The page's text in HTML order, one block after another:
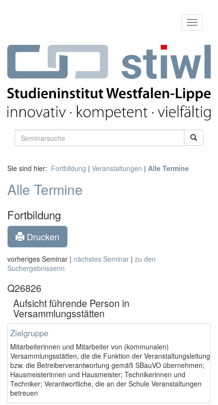
Sie sind hier: Fortbildung | Veranstaltungen | Alle Termine
Alle Termine
Fortbildung
Drucken
vorheriges Seminar | nächstes Seminar | zu den
Suchergebnissenn
Q26826
Aufsicht führende Person in
Versammlungsstätten
Zielgruppe
Mitarbeiterinnen und Mitarbeiter von (kommunalen)
Versammlungsstätten, die die Funktion der Veranstaltungsleitung
bzw. die Betreiberverantwortung gemäß SBauVO übernehmen;
Hausmeisterinnen und Hausmeister; Technikerinnen und
Techniker; Verantwortliche, die an der Schule Veranstaltungen
betreuen